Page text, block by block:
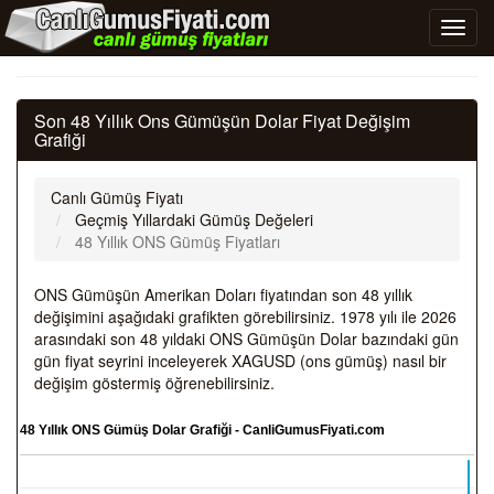
Son 48 Yıllık Ons Gümüşün Dolar Fiyat Değişim
Grafiği
Canlı Gümüş Fiyatı
Geçmiş Yıllardaki Gümüş Değeleri
48 Yıllık ONS Gümüş Fiyatları
ONS Gümüşün Amerikan Doları fiyatından son 48 yıllık
değişimini aşağıdaki grafikten görebilirsiniz. 1978 yılı ile 2026
arasındaki son 48 yıldaki ONS Gümüşün Dolar bazındaki gün
gün fiyat seyrini inceleyerek XAGUSD (ons gümüş) nasıl bir
değişim göstermiş öğrenebilirsiniz.
48 Yıllık ONS Gümüş Dolar Grafiği - CanliGumusFiyati.com